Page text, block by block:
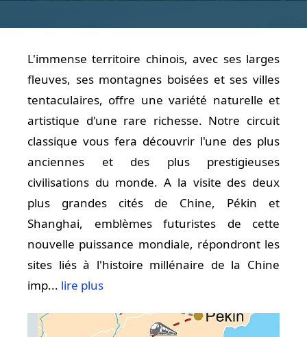
L'immense territoire chinois, avec ses larges
fleuves, ses montagnes boisées et ses villes
tentaculaires, offre une variété naturelle et
artistique d'une rare richesse. Notre circuit
classique vous fera découvrir l'une des plus
anciennes et des plus prestigieuses
civilisations du monde. A la visite des deux
plus grandes cités de Chine, Pékin et
Shanghai, emblèmes futuristes de cette
nouvelle puissance mondiale, répondront les
sites liés à l'histoire millénaire de la Chine
imp... lire plus